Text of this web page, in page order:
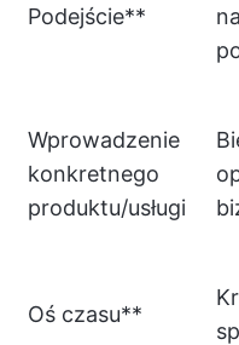
Podejście**
Wprowadzenie
konkretnego
produktu/usługi
Oś czasu**